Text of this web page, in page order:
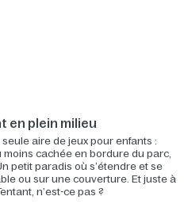
en plein milieu
aire de jeux pour enfants :
moins cachée en bordure du parc,
petit paradis où s’étendre et se
ou sur une couverture. Et juste à
n’est-ce pas ?